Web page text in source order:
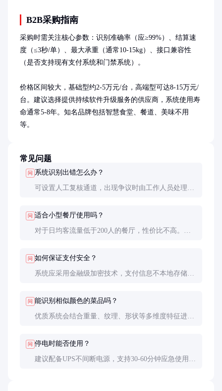
B2B采购指南
采购时需关注核心参数：识别准确率（应≥99%）、结算速
度（≤3秒/单）、最大承重（通常10-15kg）、接口兼容性
（是否支持现有支付系统和门禁系统）。
价格区间较大，基础型约2-5万元/台，高端型可达8-15万元/
台。建议选择提供持续软件升级服务的供应商，系统使用寿
命通常5-8年。知名品牌包括智慧食堂、餐道、美味不用
等。
常见问题
问 系统识别出错怎么办？
可设置人工复核通道，出现争议时由工作人员处理。
问 适合小型餐厅使用吗？
对于日均客流量低于200人的餐厅，性价比不高。建
问 如何保证支付安全？
系统应采用金融级加密技术，支付信息不本地存储，
问 能识别相似颜色的菜品吗？
优质系统会结合重量、纹理、形状等多维度特征进行
问 停电时能否使用？
建议配备UPS不间断电源，支持30-60分钟应急使用。